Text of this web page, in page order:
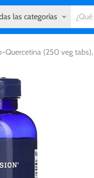
las categorías
Quercetina (250 veg